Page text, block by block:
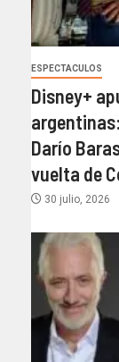
ESPECTACULOS
Disney+
Darío
vuelta de
30 julio, 2026